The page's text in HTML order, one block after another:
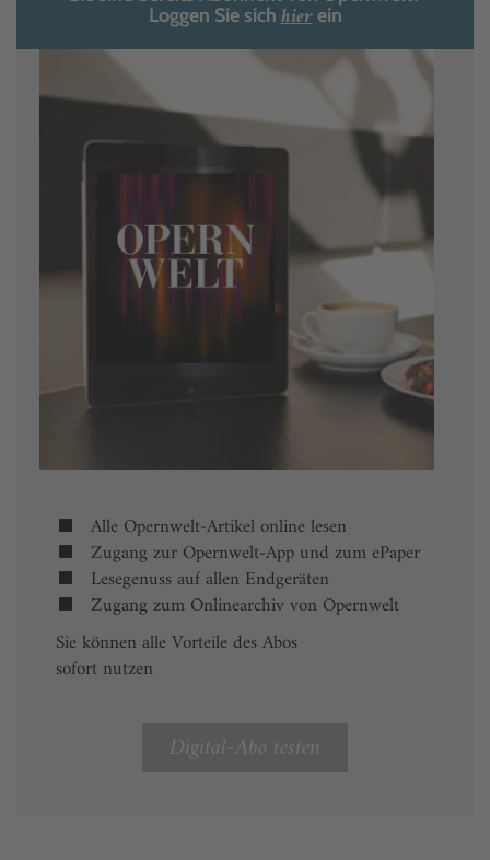
Loggen Sie sich hierein
Alle Opernwelt-Artikel online lesen
Zugang zur Opernwelt-App und zum ePaper
Lesegenuss auf allen Endgeräten
Zugang zum Onlinearchiv von Opernwelt
Sie können alle Vorteile des Abos
sofort nutzen
Digital-Abo testen